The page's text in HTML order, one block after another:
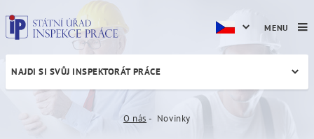
Novinky
NAJDI SI SVŮJ INSPEKTORÁT PRÁCE
O nás Novinky
MENU